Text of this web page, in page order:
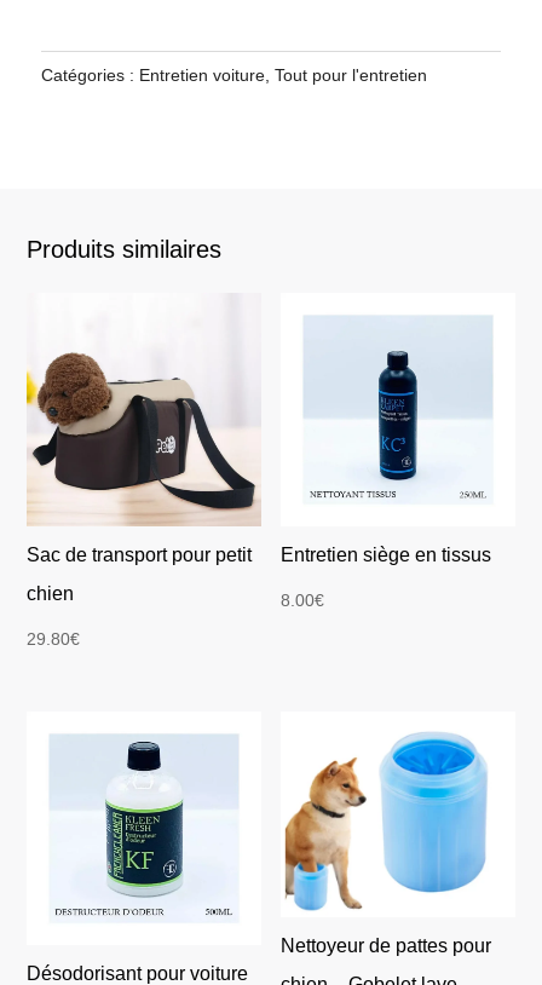
Catégories : Entretien voiture, Tout pour l'entretien
Produits similaires
Sac de transport pour petit
chien
29.80€
Entretien siège en tissus
8.00€
Désodorisant pour voiture
Nettoyeur de pattes pour